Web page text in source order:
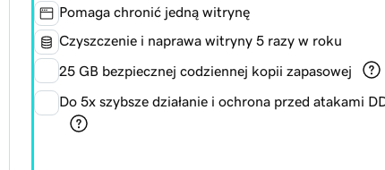
Pomaga chronić jedną witrynę
Czyszczenie i naprawa witryny 5 razy w roku
25 GB bezpiecznej codziennej kopii zapasowej
Do 5x szybsze działanie i ochrona przed atakami